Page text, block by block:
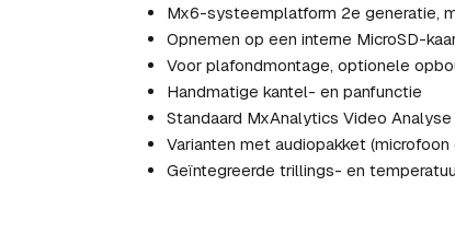
Mx6-systeemplatform 2e generatie,
Opnemen op een interne MicroSD-
Voor plafondmontage, optionele
Handmatige kantel- en panfunctie
Standaard MxAnalytics Video
Varianten met audiopakket (microfoon
Geïntegreerde trillings- en